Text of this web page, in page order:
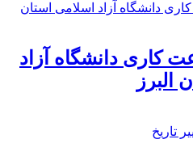
کاری دانشگاه آزاد
البرز